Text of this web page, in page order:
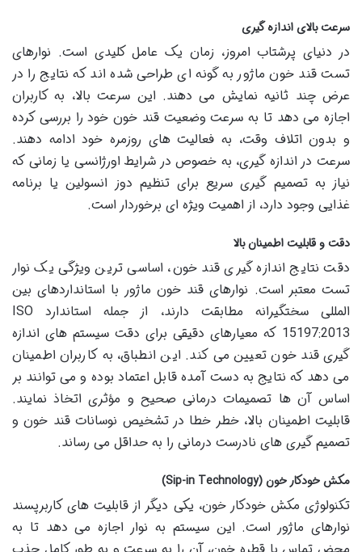
سرعت بالای اندازه گیری
در دنیای پرشتاب امروز، زمان یک عامل کلیدی است. نوارهای
تست قند خون ماژور به گونه ای طراحی شده اند که نتایج را در
عرض چند ثانیه نمایش می دهند. این سرعت بالا، به کاربران
اجازه می دهد تا به سرعت وضعیت قند خون خود را بررسی کرده
و بدون اتلاف وقت، به فعالیت های روزمره خود ادامه دهند.
سرعت در اندازه گیری، به خصوص در شرایط اورژانسی یا زمانی که
نیاز به تصمیم گیری سریع برای تنظیم دوز انسولین یا برنامه
غذایی وجود دارد، از اهمیت ویژه ای برخوردار است.
دقت و قابلیت اطمینان بالا
دقت نتایج اندازه گیری قند خون، اساسی ترین ویژگی یک نوار
تست معتبر است. نوارهای قند خون ماژور با استانداردهای بین
المللی سختگیرانه مطابقت دارند، از جمله استاندارد ISO
15197:2013 که معیارهای دقیقی برای دقت سیستم های اندازه
گیری قند خون تعیین می کند. این انطباق، به کاربران اطمینان
می دهد که نتایج به دست آمده قابل اعتماد بوده و می توانند بر
اساس آن ها تصمیمات درمانی صحیح و مؤثری اتخاذ نمایند.
قابلیت اطمینان بالا، خطر خطا در تشخیص نوسانات قند خون و
تصمیم گیری های نادرست درمانی را به حداقل می رساند.
مکش خودکار خون (Sip-in Technology)
تکنولوژی مکش خودکار خون، یکی دیگر از قابلیت های کاربرپسند
نوارهای ماژور است. این سیستم به نوار اجازه می دهد تا به